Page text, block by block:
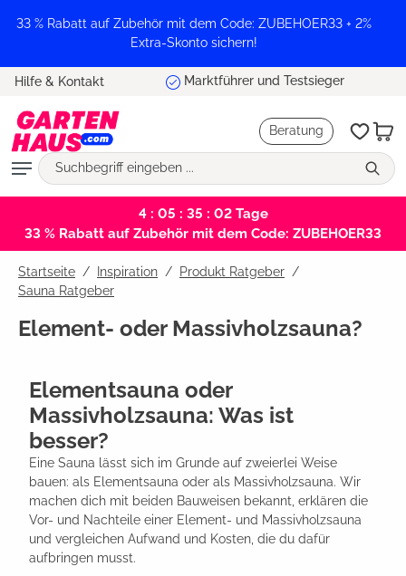
springen
33 % Rabatt auf Zubehör mit dem Code: ZUBEHOER33 + 2%
Extra-Skonto sichern!
Hilfe & Kontakt Marktführer und Testsieger
Beratung
4 : 05 : 35 : 01Tage
33 % Rabatt auf Zubehör mit dem Code: ZUBEHOER33
Startseite Inspiration / Produkt Ratgeber /
Sauna Ratgeber
Element- oder Massivholzsauna?
Elementsauna oder
Massivholzsauna: Was ist
besser?
Eine Sauna lässt sich im Grunde auf zweierlei Weise
bauen: als Elementsauna oder als Massivholzsauna. Wir
machen dich mit beiden Bauweisen bekannt, erklären die
Vor- und Nachteile einer Element- und Massivholzsauna
und vergleichen Aufwand und Kosten, die du dafür
aufbringen musst.